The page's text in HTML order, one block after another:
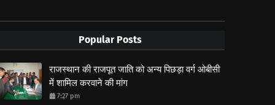
Popular Posts
राजस्थान की राजपूत जाति को अन्य पिछड़ा वर्ग ओबीसी
में शामिल करवाने की मांग
7:27 pm